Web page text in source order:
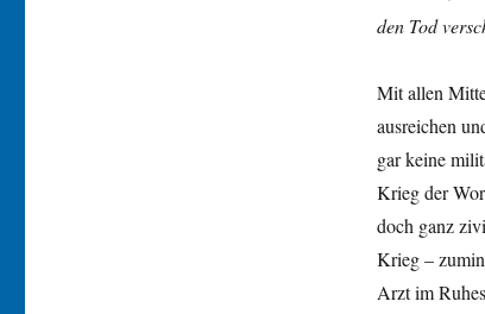
den Tod
Mit allen
ausreichen
gar keine
Krieg der
doch ganz
Krieg –
Arzt im